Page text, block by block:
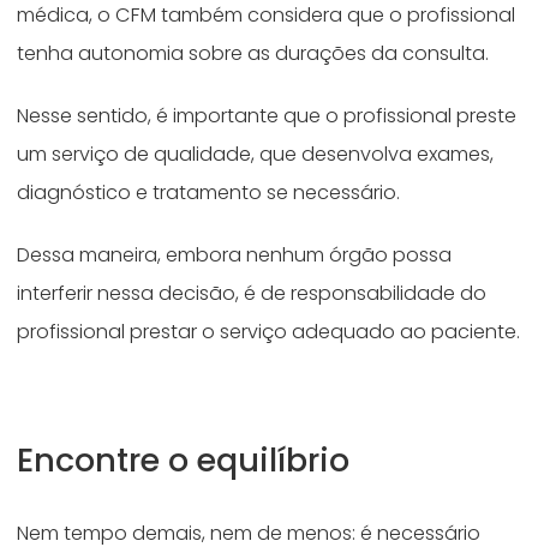
médica, o CFM também considera que o profissional
tenha autonomia sobre as durações da consulta.
Nesse sentido, é importante que o profissional preste
um serviço de qualidade, que desenvolva exames,
diagnóstico e tratamento se necessário.
Dessa maneira, embora nenhum órgão possa
interferir nessa decisão, é de responsabilidade do
profissional prestar o serviço adequado ao paciente.
Encontre o equilíbrio
Nem tempo demais, nem de menos: é necessário